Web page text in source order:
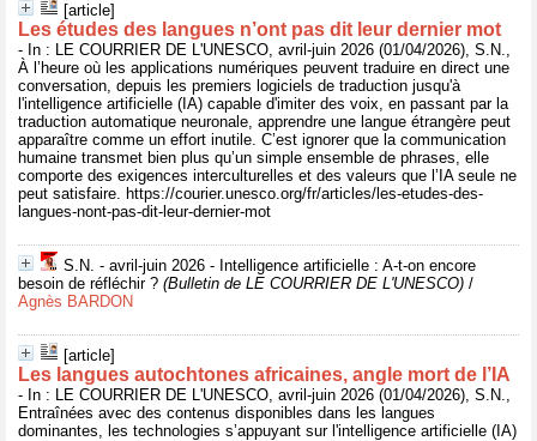
[article]
Les études des langues n’ont pas dit leur dernier mot
- In : LE COURRIER DE L'UNESCO, avril-juin 2026 (01/04/2026), S.N.,
À l’heure où les applications numériques peuvent traduire en direct une
conversation, depuis les premiers logiciels de traduction jusqu'à
l'intelligence artificielle (IA) capable d'imiter des voix, en passant par la
traduction automatique neuronale, apprendre une langue étrangère peut
apparaître comme un effort inutile. C’est ignorer que la communication
humaine transmet bien plus qu’un simple ensemble de phrases, elle
comporte des exigences interculturelles et des valeurs que l’IA seule ne
peut satisfaire. https://courier.unesco.org/fr/articles/les-etudes-des-
langues-nont-pas-dit-leur-dernier-mot
S.N. - avril-juin 2026 - Intelligence artificielle : A-t-on encore
besoin de réfléchir ? (Bulletin de LE COURRIER DE L'UNESCO) /
Agnès BARDON
[article]
Les langues autochtones africaines, angle mort de l’IA
- In : LE COURRIER DE L'UNESCO, avril-juin 2026 (01/04/2026), S.N.,
Entraînées avec des contenus disponibles dans les langues
dominantes, les technologies s’appuyant sur l'intelligence artificielle (IA)